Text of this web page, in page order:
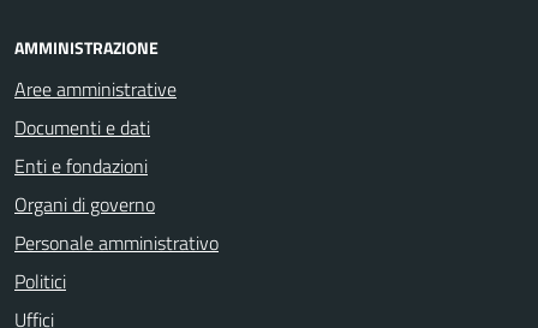
AMMINISTRAZIONE
Aree amministrative
Documenti e dati
Enti e fondazioni
Organi di governo
Personale amministrativo
Politici
Uffici